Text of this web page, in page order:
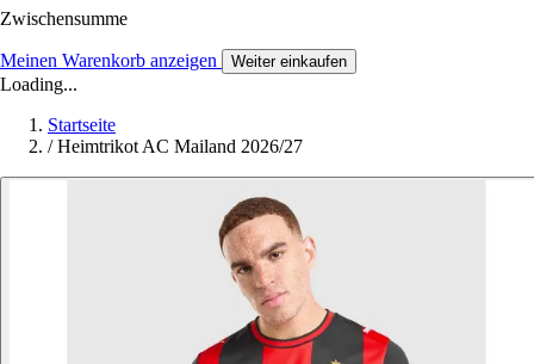
Zwischensumme
Meinen Warenkorb anzeigen Weiter einkaufen
Loading...
Startseite
/ Heimtrikot AC Mailand 2026/27